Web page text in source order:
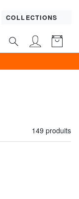
COLLECTIONS
149 produits